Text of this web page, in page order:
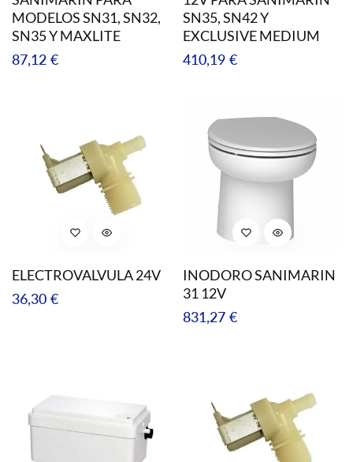
MODELOS SN31, SN32,
SN35 Y MAXLITE
Precio
87,12 €
SN35, SN42 Y
EXCLUSIVE MEDIUM
Precio
410,19 €
ELECTROVALVULA 24V
Precio
36,30 €
INODORO SANIMARIN
31 12V
Precio
831,27 €